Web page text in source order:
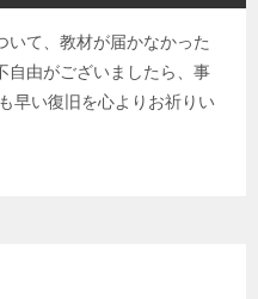
いて、教材が届かなかった
自由がございましたら、事
早い復旧を心よりお祈りい